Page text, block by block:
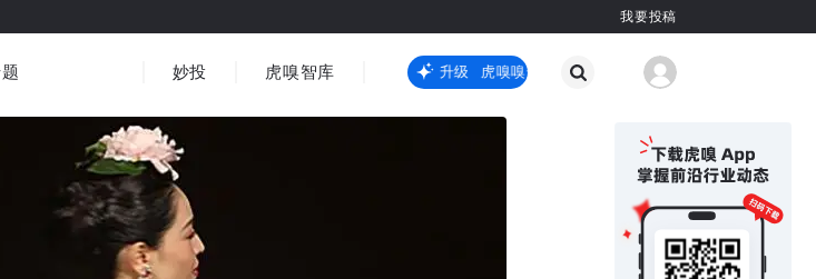
我要投稿
金融财经 出海
国际热点
3C数码
妙投 虎嗅智库虎嗅嗅全新升级 虎嗅嗅全新升级